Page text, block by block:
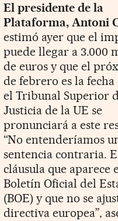
El presidente de la
Plataforma, Antoni
estimó ayer que el
puede llegar a 3.000
de euros y que el
de febrero es la fecha
el Tribunal Superior
Justicia de la UE se
pronunciará a este
“No entenderíamos
sentencia contraria.
cláusula que aparece
Boletín Oficial del
(BOE) y que no se
directiva europea”,